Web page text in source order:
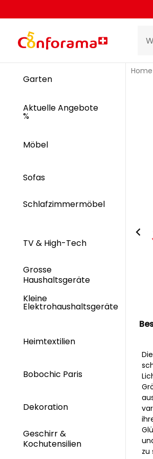
Garten
Aktuelle Angebote
%
Möbel
Sofas
Schlafzimmermöbel
TV & High-Tech
Grosse
Haushaltsgeräte
Kleine
Elektrohaushaltsgeräte
Heimtextilien
Bobochic Paris
Dekoration
Geschirr &
Kochutensilien
Home
zu